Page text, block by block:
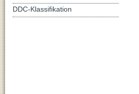
DDC-Klassifikation